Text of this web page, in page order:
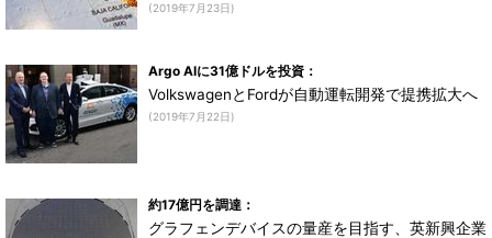
(2019年7月23日)
Argo AIに31億ドルを投資：
VolkswagenとFordが自動運転開発で提携拡大へ
(2019年7月22日)
約17億円を調達：
グラフェンデバイスの量産を目指す、英新興企業